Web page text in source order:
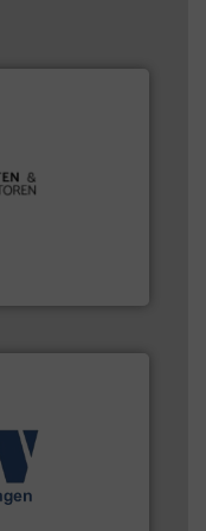
Meer info ➜